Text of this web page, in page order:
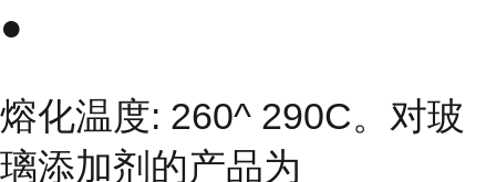
●
熔化温度: 260^ 290C。对玻
璃添加剂的产品为